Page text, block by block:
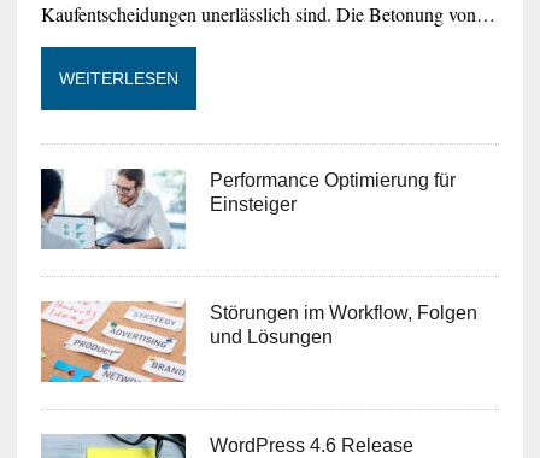
Kaufentscheidungen unerlässlich sind. Die Betonung von…
WEITERLESEN
Performance Optimierung für
Einsteiger
Störungen im Workflow, Folgen
und Lösungen
WordPress 4.6 Release